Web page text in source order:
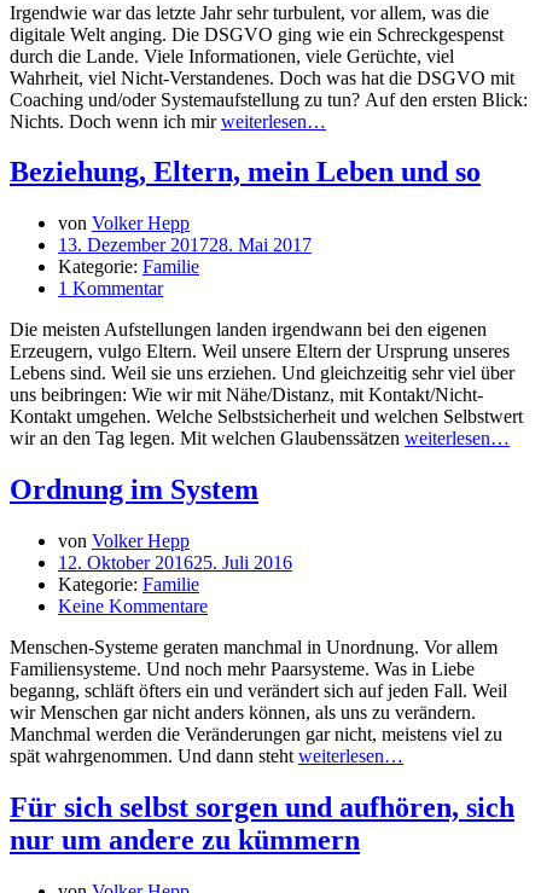
Irgendwie war das letzte Jahr sehr turbulent, vor allem, was die
digitale Welt anging. Die DSGVO ging wie ein Schreckgespenst
durch die Lande. Viele Informationen, viele Gerüchte, viel
Wahrheit, viel Nicht-Verstandenes. Doch was hat die DSGVO mit
Coaching und/oder Systemaufstellung zu tun? Auf den ersten Blick:
Nichts. Doch wenn ich mirweiterlesen…
Beziehung, Eltern, mein Leben und so
von Volker Hepp
13. Dezember 201728. Mai 2017
Kategorie: Familie
1 Kommentar
Die meisten Aufstellungen landen irgendwann bei den eigenen
Erzeugern, vulgo Eltern. Weil unsere Eltern der Ursprung unseres
Lebens sind. Weil sie uns erziehen. Und gleichzeitig sehr viel über
uns beibringen: Wie wir mit Nähe/Distanz, mit Kontakt/Nicht-
Kontakt umgehen. Welche Selbstsicherheit und welchen Selbstwert
wir an den Tag legen. Mit welchen Glaubenssätzen weiterlesen…
Ordnung im System
von Volker Hepp
12. Oktober 201625. Juli 2016
Kategorie: Familie
Keine Kommentare
Menschen-Systeme geraten manchmal in Unordnung. Vor allem
Familiensysteme. Und noch mehr Paarsysteme. Was in Liebe
beganng, schläft öfters ein und verändert sich auf jeden Fall. Weil
wir Menschen gar nicht anders können, als uns zu verändern.
Manchmal werden die Veränderungen gar nicht, meistens viel zu
spät wahrgenommen. Und dann steht weiterlesen…
Für sich selbst sorgen und aufhören, sich
nur um andere zu kümmern